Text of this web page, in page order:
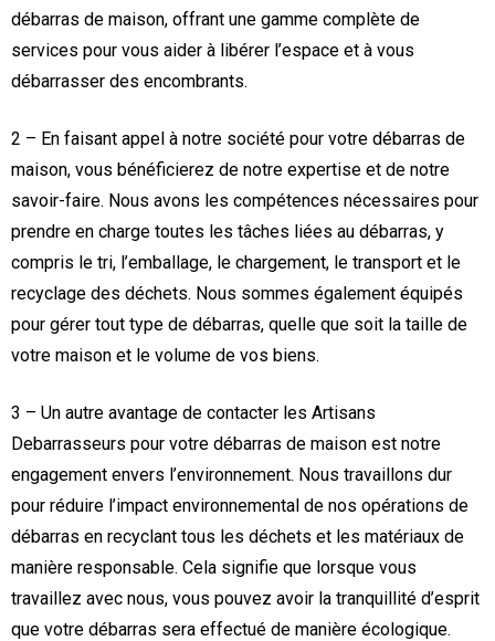
débarras de maison, offrant une gamme complète de
services pour vous aider à libérer l’espace et à vous
débarrasser des encombrants.
2 – En faisant appel à notre société pour votre débarras de
maison, vous bénéficierez de notre expertise et de notre
savoir-faire. Nous avons les compétences nécessaires pour
prendre en charge toutes les tâches liées au débarras, y
compris le tri, l’emballage, le chargement, le transport et le
recyclage des déchets. Nous sommes également équipés
pour gérer tout type de débarras, quelle que soit la taille de
votre maison et le volume de vos biens.
3 – Un autre avantage de contacter les Artisans
Debarrasseurs pour votre débarras de maison est notre
engagement envers l’environnement. Nous travaillons dur
pour réduire l’impact environnemental de nos opérations de
débarras en recyclant tous les déchets et les matériaux de
manière responsable. Cela signifie que lorsque vous
travaillez avec nous, vous pouvez avoir la tranquillité d’esprit
que votre débarras sera effectué de manière écologique.